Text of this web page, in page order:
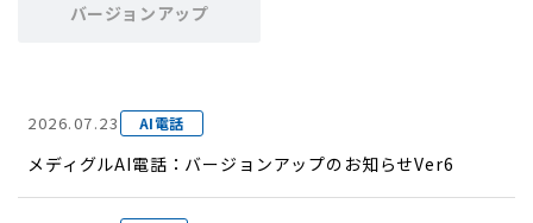
バージョンアップ
2026.07.23 AI電話
メディグルAI電話：バージョンアップのお知らせVer6